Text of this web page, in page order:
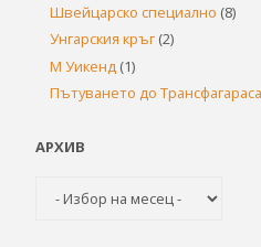
Швейцарско специално (8)
Унгарския кръг (2)
М Уикенд (1)
Пътуването до
АРХИВ